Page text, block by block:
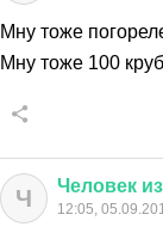
Мну тоже
Мну тоже 100
Ч Человек из
12:05,